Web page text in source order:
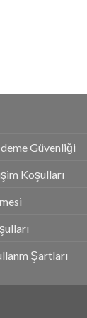
Güvenliği
Koşulları
Şartları